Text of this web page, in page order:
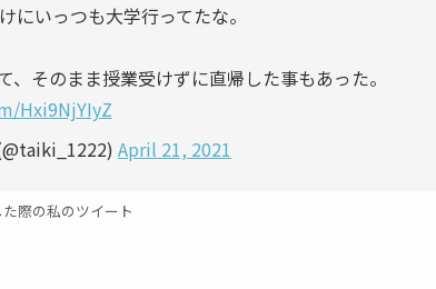
にいっつも大学行ってたな。
そのまま授業受けずに直帰した事もあった。
Hxi9NjYIyZ
April 21, 2021
際の私のツイート